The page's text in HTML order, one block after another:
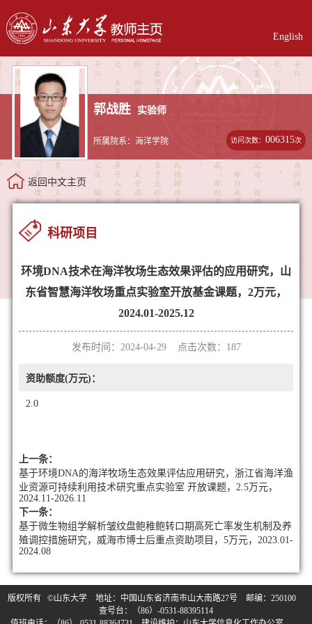
English
郭战胜 实验师
所属院系：海洋学院 访问次数：006315次
返回中文主页
科研项目
环境DNA技术在海洋牧场生态效果评估的应用研究，山
东省智慧海洋牧场重点实验室开放基金课题，2万元，
2024.01-2025.12
发布时间：2024-04-29 点击次数： 187
资助额度(万元)：
2.0
上一条：
基于环境DNA的海洋牧场生态效果评估应用研究，浙江省海洋渔
业资源可持续利用技术研究重点实验室 开放课题，2.5万元，
2024.11-2026.11
下一条：
基于微生物组学解析皱纹盘鲍稚鲍转口期高死亡率发生机制及养
殖调控措施研究，威海市博士后重点资助项目，5万元，2023.01-
2024.08
版权所有 ©山东大学 地址：中国山东省济南市山大南路27号 邮编：250100
查号台：（86）-0531-88395114